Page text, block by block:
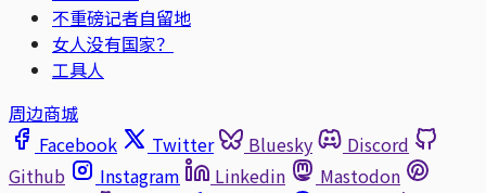
不重磅记者自留地
女人没有国家？
工具人
周边商城
Facebook
Twitter Bluesky
Discord
Github
Instagram Linkedin
Mastodon